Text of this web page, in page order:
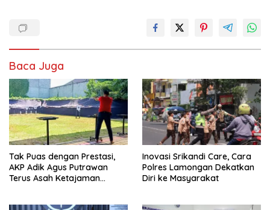
Baca Juga
Tak Puas dengan Prestasi,
AKP Adik Agus Putrawan
Terus Asah Ketajaman
Inovasi Srikandi Care, Cara
Polres Lamongan Dekatkan
Diri ke Masyarakat